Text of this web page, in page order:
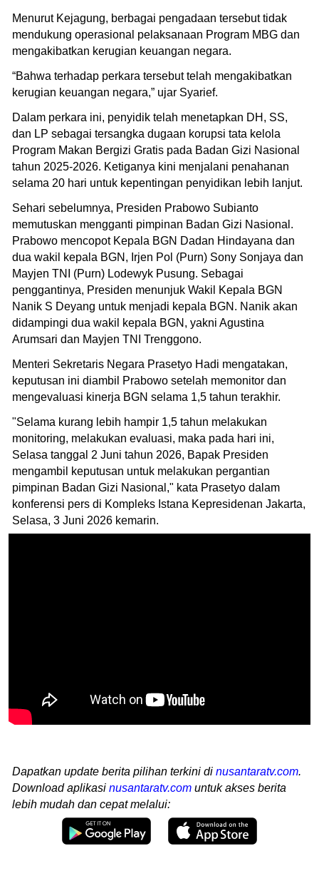
Menurut Kejagung, berbagai pengadaan tersebut tidak
mendukung operasional pelaksanaan Program MBG dan
mengakibatkan kerugian keuangan negara.
“Bahwa terhadap perkara tersebut telah mengakibatkan
kerugian keuangan negara,” ujar Syarief.
Dalam perkara ini, penyidik telah menetapkan DH, SS,
dan LP sebagai tersangka dugaan korupsi tata kelola
Program Makan Bergizi Gratis pada Badan Gizi Nasional
tahun 2025-2026. Ketiganya kini menjalani penahanan
selama 20 hari untuk kepentingan penyidikan lebih lanjut.
Sehari sebelumnya, Presiden Prabowo Subianto
memutuskan mengganti pimpinan Badan Gizi Nasional.
Prabowo mencopot Kepala BGN Dadan Hindayana dan
dua wakil kepala BGN, Irjen Pol (Purn) Sony Sonjaya dan
Mayjen TNI (Purn) Lodewyk Pusung. Sebagai
penggantinya, Presiden menunjuk Wakil Kepala BGN
Nanik S Deyang untuk menjadi kepala BGN. Nanik akan
didampingi dua wakil kepala BGN, yakni Agustina
Arumsari dan Mayjen TNI Trenggono.
Menteri Sekretaris Negara Prasetyo Hadi mengatakan,
keputusan ini diambil Prabowo setelah memonitor dan
mengevaluasi kinerja BGN selama 1,5 tahun terakhir.
"Selama kurang lebih hampir 1,5 tahun melakukan
monitoring, melakukan evaluasi, maka pada hari ini,
Selasa tanggal 2 Juni tahun 2026, Bapak Presiden
mengambil keputusan untuk melakukan pergantian
pimpinan Badan Gizi Nasional," kata Prasetyo dalam
konferensi pers di Kompleks Istana Kepresidenan Jakarta,
Selasa, 3 Juni 2026 kemarin.
Dapatkan update berita pilihan terkini di nusantaratv.com.
Download aplikasi nusantaratv.com untuk akses berita
lebih mudah dan cepat melalui: